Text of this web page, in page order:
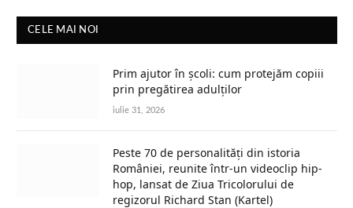
CELE MAI NOI
Prim ajutor în școli: cum protejăm copiii
prin pregătirea adulților
iulie 31, 2026
Peste 70 de personalități din istoria
României, reunite într-un videoclip hip-
hop, lansat de Ziua Tricolorului de
regizorul Richard Stan (Kartel)